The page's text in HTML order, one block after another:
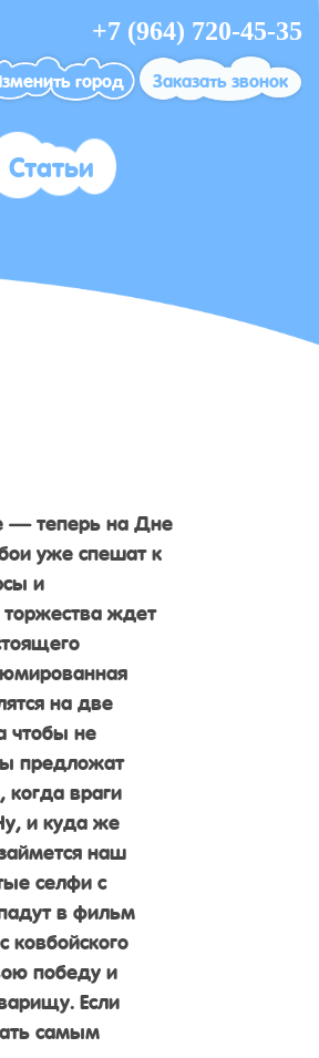
+7 (964) 720-45-35
город Заказать звонок
Статьи
— теперь на Дне
уже спешат к
и
торжества ждет
на две
чтобы не
предложат
враги
и куда же
наш
селфи с
в фильм
победу и
Если
самым